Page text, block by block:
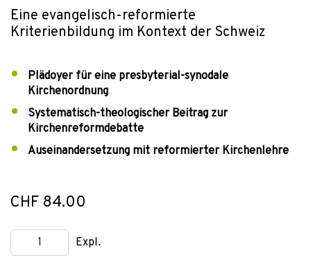
Eine evangelisch-reformierte
Kriterienbildung im Kontext der Schweiz
Plädoyer für eine presbyterial-synodale
Kirchenordnung
Systematisch-theologischer Beitrag zur
Kirchenreformdebatte
Auseinandersetzung mit reformierter Kirchenlehre
CHF 84.00
Expl.